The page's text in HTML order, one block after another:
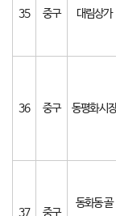
35 중구 대림상가
36 중구 동평화시장
37 중구
동화동 골